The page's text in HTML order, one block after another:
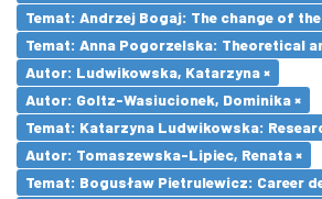
Temat: Andrzej Bogaj: The change of
Temat: Anna Pogorzelska: Theoretical
Autor: Ludwikowska, Katarzyna ×
Autor: Goltz-Wasiucionek, Dominika ×
Temat: Katarzyna Ludwikowska:
Autor: Tomaszewska-Lipiec, Renata ×
Temat: Bogusław Pietrulewicz: Career